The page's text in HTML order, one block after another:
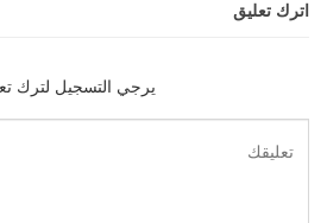
اترك تعليق
يرجي التسجيل لترك